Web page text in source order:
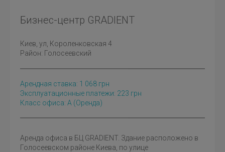
Бизнес-центр GRADIENT
Киев , ул, Короленковская 4
Район: Голосеевский
Арендная ставка: 1 068 грн
Эксплуатационные платежи: 223 грн
Класс офиса: A (оренда)
Аренда офиса в БЦ GRADIENT. Здание расположено в
Голосеевском районе Киева, по улице